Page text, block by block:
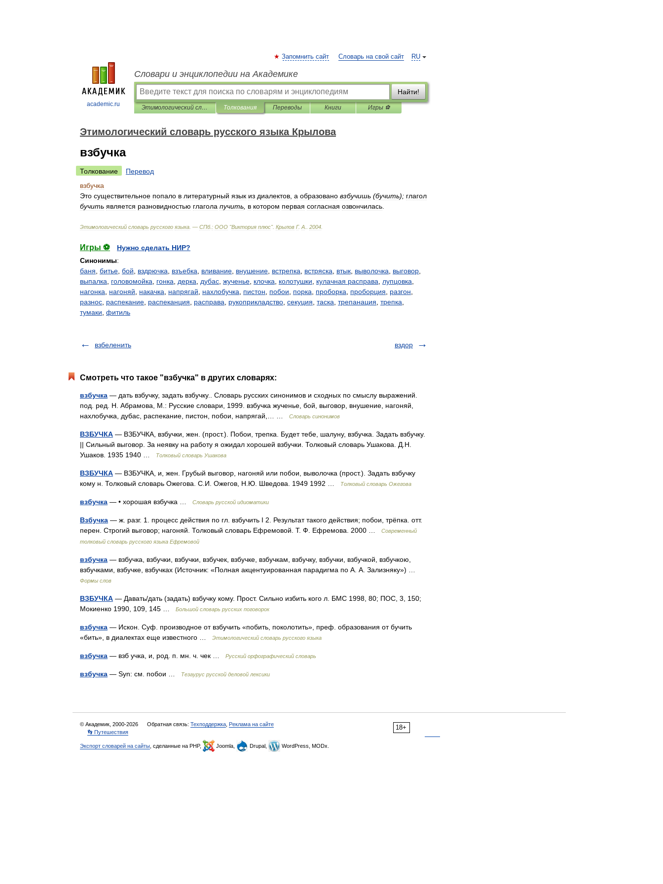
academic.ru
RU
Запомнить сайт Словарь на свой сайт
Словари и энциклопедии на Академике
Найти!
Этимологический словарь русского языка Крылова Толкования Переводы Книги Игры ⚽
Этимологический словарь русского языка Крылова
взбучка
Толкование
Перевод
взбучка
Это существительное попало в литературный язык из диалектов а образовано взбучишь (бучить); глагол
бучить является разновидностью глагола пучить в котором первая согласная озвончилась
Этимологический словарь русского языка . — СПб. : ООО "Виктория плюс". Крылов Г. А 2004
Игры ⚽
Нужно сделать НИР?
Синонимы:
баня битье бой вздрючка взъебка вливание внушение встрепка встряска втык выволочка выговор
выпалка
головомойка гонка дерка дубас жученье клочка колотушки кулачная расправа лупцовка
нагонка
нагоняй накачка напрягай нахлобучка пистон побои порка проборка проборция разгон
разнос распекание распеканция расправа рукоприкладство секуция таска трепанация трепка
тумаки фитиль
взбеленить вздор
Смотреть что такое "взбучка" в других словарях:
взбучка — дать взбучку, задать взбучку.. Словарь русских синонимов и сходных по смыслу выражений.
под. ред. Н. Абрамова, М.: Русские словари, 1999. взбучка жученье, бой, выговор, внушение, нагоняй,
нахлобучка, дубас, распекание, пистон, побои, напрягай,… …
Словарь синонимов
ВЗБУЧКА — ВЗБУЧКА, взбучки, жен. (прост.). Побои, трепка. Будет тебе, шалуну, взбучка. Задать взбучку.
|| Сильный выговор. За неявку на работу я ожидал хорошей взбучки. Толковый словарь Ушакова. Д.Н.
Ушаков. 1935 1940 …
Толковый словарь Ушакова
ВЗБУЧКА — ВЗБУЧКА, и, жен. Грубый выговор, нагоняй или побои, выволочка (прост.). Задать взбучку
кому н. Толковый словарь Ожегова. С.И. Ожегов, Н.Ю. Шведова. 1949 1992 …
Толковый словарь Ожегова
взбучка — • хорошая взбучка … Словарь русской идиоматики
Взбучка — ж. разг. 1. процесс действия по гл. взбучить I 2. Результат такого действия; побои, трёпка. отт.
перен. Строгий выговор; нагоняй. Толковый словарь Ефремовой. Т. Ф. Ефремова. 2000 …
Современный
толковый словарь русского языка Ефремовой
взбучка — взбучка, взбучки, взбучки, взбучек, взбучке, взбучкам, взбучку, взбучки, взбучкой, взбучкою,
взбучками, взбучке, взбучках (Источник: «Полная акцентуированная парадигма по А. А. Зализняку») …
Формы слов
ВЗБУЧКА — Давать/дать (задать) взбучку кому. Прост. Сильно избить кого л. БМС 1998, 80; ПОС, 3, 150;
Мокиенко 1990, 109, 145 …
Большой словарь русских поговорок
взбучка — Искон. Суф. производное от взбучить «побить, поколотить», преф. образования от бучить
«бить», в диалектах еще известного …
Этимологический словарь русского языка
взбучка — взб учка, и, род. п. мн. ч. чек … Русский орфографический словарь
взбучка — Syn: см. побои … Тезаурус русской деловой лексики
18+
© Академик, 2000-2026 Обратная связь: Техподдержка Реклама на сайте
👣 Путешествия
Экспорт словарей на сайты , сделанные на PHP, Joomla, Drupal, WordPress, MODx.